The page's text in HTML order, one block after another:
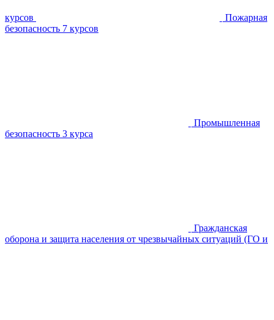
курсов
Пожарная
безопасность 7 курсов
Промышленная
безопасность 3 курса
Гражданская
оборона и защита населения от чрезвычайных ситуаций (ГО и